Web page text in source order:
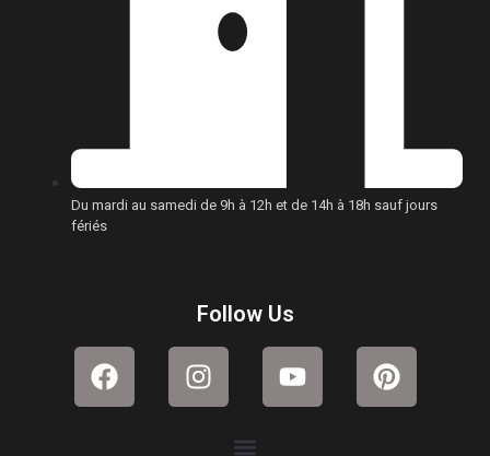
Du mardi au samedi de 9h à 12h et de 14h à 18h sauf jours
fériés
Follow Us